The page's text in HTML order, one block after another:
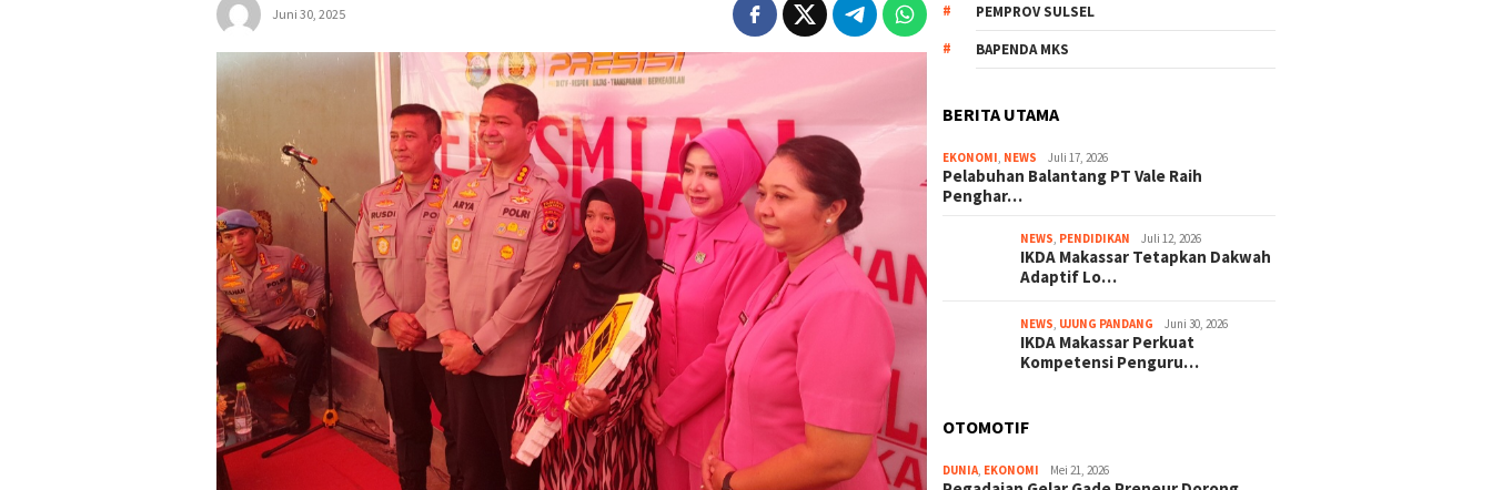
Juni 30, 2025
PEMPROV SULSEL
BAPENDA MKS
BERITA UTAMA
EKONOMI, NEWS Juli 17, 2026
Pelabuhan Balantang PT Vale Raih
Penghar…
NEWS, PENDIDIKAN Juli 12, 2026
IKDA Makassar Tetapkan Dakwah
Adaptif Lo…
NEWS, UJUNG PANDANG Juni 30, 2026
IKDA Makassar Perkuat
Kompetensi Penguru…
OTOMOTIF
DUNIA, EKONOMI Mei 21, 2026